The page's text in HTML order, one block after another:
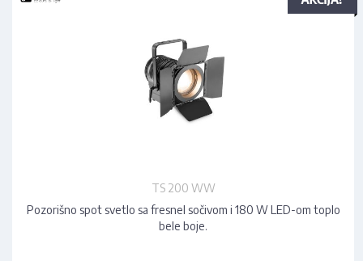
TS 200 WW
Pozorišno spot svetlo sa fresnel sočivom i 180 W LED-om toplo
bele boje.